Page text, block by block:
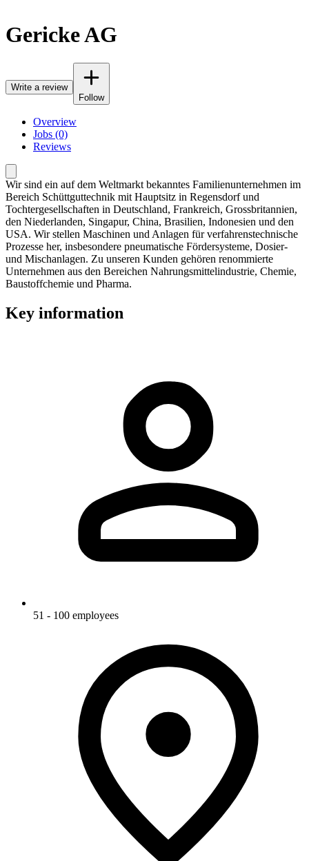
Gericke AG
Write a review
Follow
Overview
Jobs (0)
Reviews
Wir sind ein auf dem Weltmarkt bekanntes Familienunternehmen im
Bereich Schüttguttechnik mit Hauptsitz in Regensdorf und
Tochtergesellschaften in Deutschland, Frankreich, Grossbritannien,
den Niederlanden, Singapur, China, Brasilien, Indonesien und den
USA. Wir stellen Maschinen und Anlagen für verfahrenstechnische
Prozesse her, insbesondere pneumatische Fördersysteme, Dosier-
und Mischanlagen. Zu unseren Kunden gehören renommierte
Unternehmen aus den Bereichen Nahrungsmittelindustrie, Chemie,
Baustoffchemie und Pharma.
Key information
51 - 100 employees